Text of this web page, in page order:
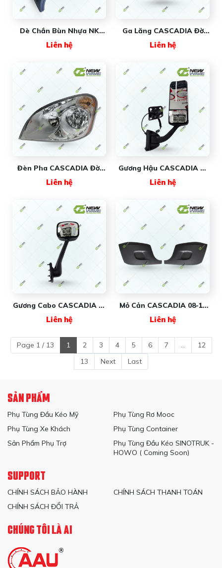
Dè Chắn Bùn Nhựa NK
000132 New Wave
Liên hệ
Ga Lăng CASCADIA Đời
(#A1719112000) New
Liên hệ
Đèn Pha CASCADIA Đời
New Wave
Liên hệ
Gương Hậu CASCADIA Xi
FR060BR/L New Wave
Liên hệ
Gương Cabo CASCADIA Xi
FR059BR/L New Wave
Liên hệ
Mỏ Cản CASCADIA 08-17
Wave
Liên hệ
Page 1 / 13 1 2 3 4 5 6 7 ...
12
13
Next Last
SẢN PHẨM
Phụ Tùng Đầu Kéo Mỹ
Phụ Tùng Rơ Mooc
Phụ Tùng Xe Khách
Phụ Tùng Container
Sản Phẩm Phụ Trợ
Phụ Tùng Đầu Kéo SINOTRUK -
HOWO ( Coming Soon)
SUPPORT
CHÍNH SÁCH BẢO HÀNH
CHÍNH SÁCH THANH TOÁN
CHÍNH SÁCH ĐỔI TRẢ
CHÚNG TÔI LÀ AI